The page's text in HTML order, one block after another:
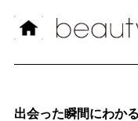
出会った瞬間にわか